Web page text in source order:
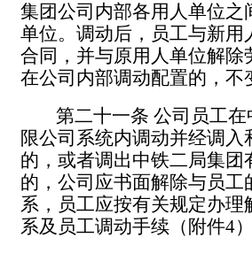
集团公司内部各用人单位之
单位。调动后，员工与新用
合同，并与原用人单位解除
在公司内部调动配置的，不
第二十一条 公司员工
限公司系统内调动并经调入
的，或者调出中铁二局集团
的，公司应书面解除与员工
系，员工应按有关规定办理
系及员工调动手续（附件4）